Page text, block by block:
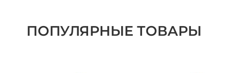
ПОПУЛЯРНЫЕ ТОВАРЫ